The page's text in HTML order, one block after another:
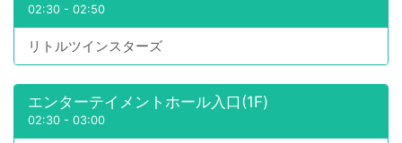
02:30 - 02:50
リトルツインスターズ
エンターテイメントホール入口(1F)
02:30 - 03:00